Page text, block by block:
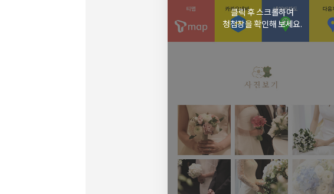
클릭 후 스크롤하여
청첩장을 확인해 보세요.